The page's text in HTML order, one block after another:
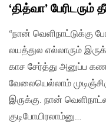
‘தித்வா’
“நான் வெளிநாட்டுக்கு
லயத்துல எல்லாரும்
காச சேர்த்து அனுப்ப
வேலையெல்லாம்
இருக்கு. நான்
குடிபோயிரலாம்னு…